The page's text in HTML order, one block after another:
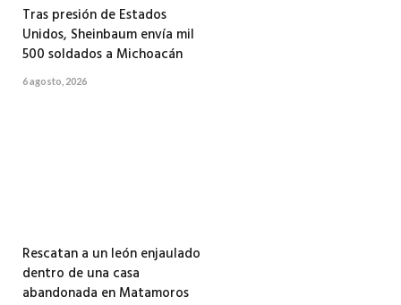
Tras presión de Estados
Unidos, Sheinbaum envía mil
500 soldados a Michoacán
6 agosto, 2026
Rescatan a un león enjaulado
dentro de una casa
abandonada en Matamoros